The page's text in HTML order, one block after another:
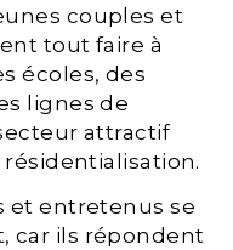
couples et
tout faire à
écoles, des
lignes de
attractif
et entretenus se
car ils répondent